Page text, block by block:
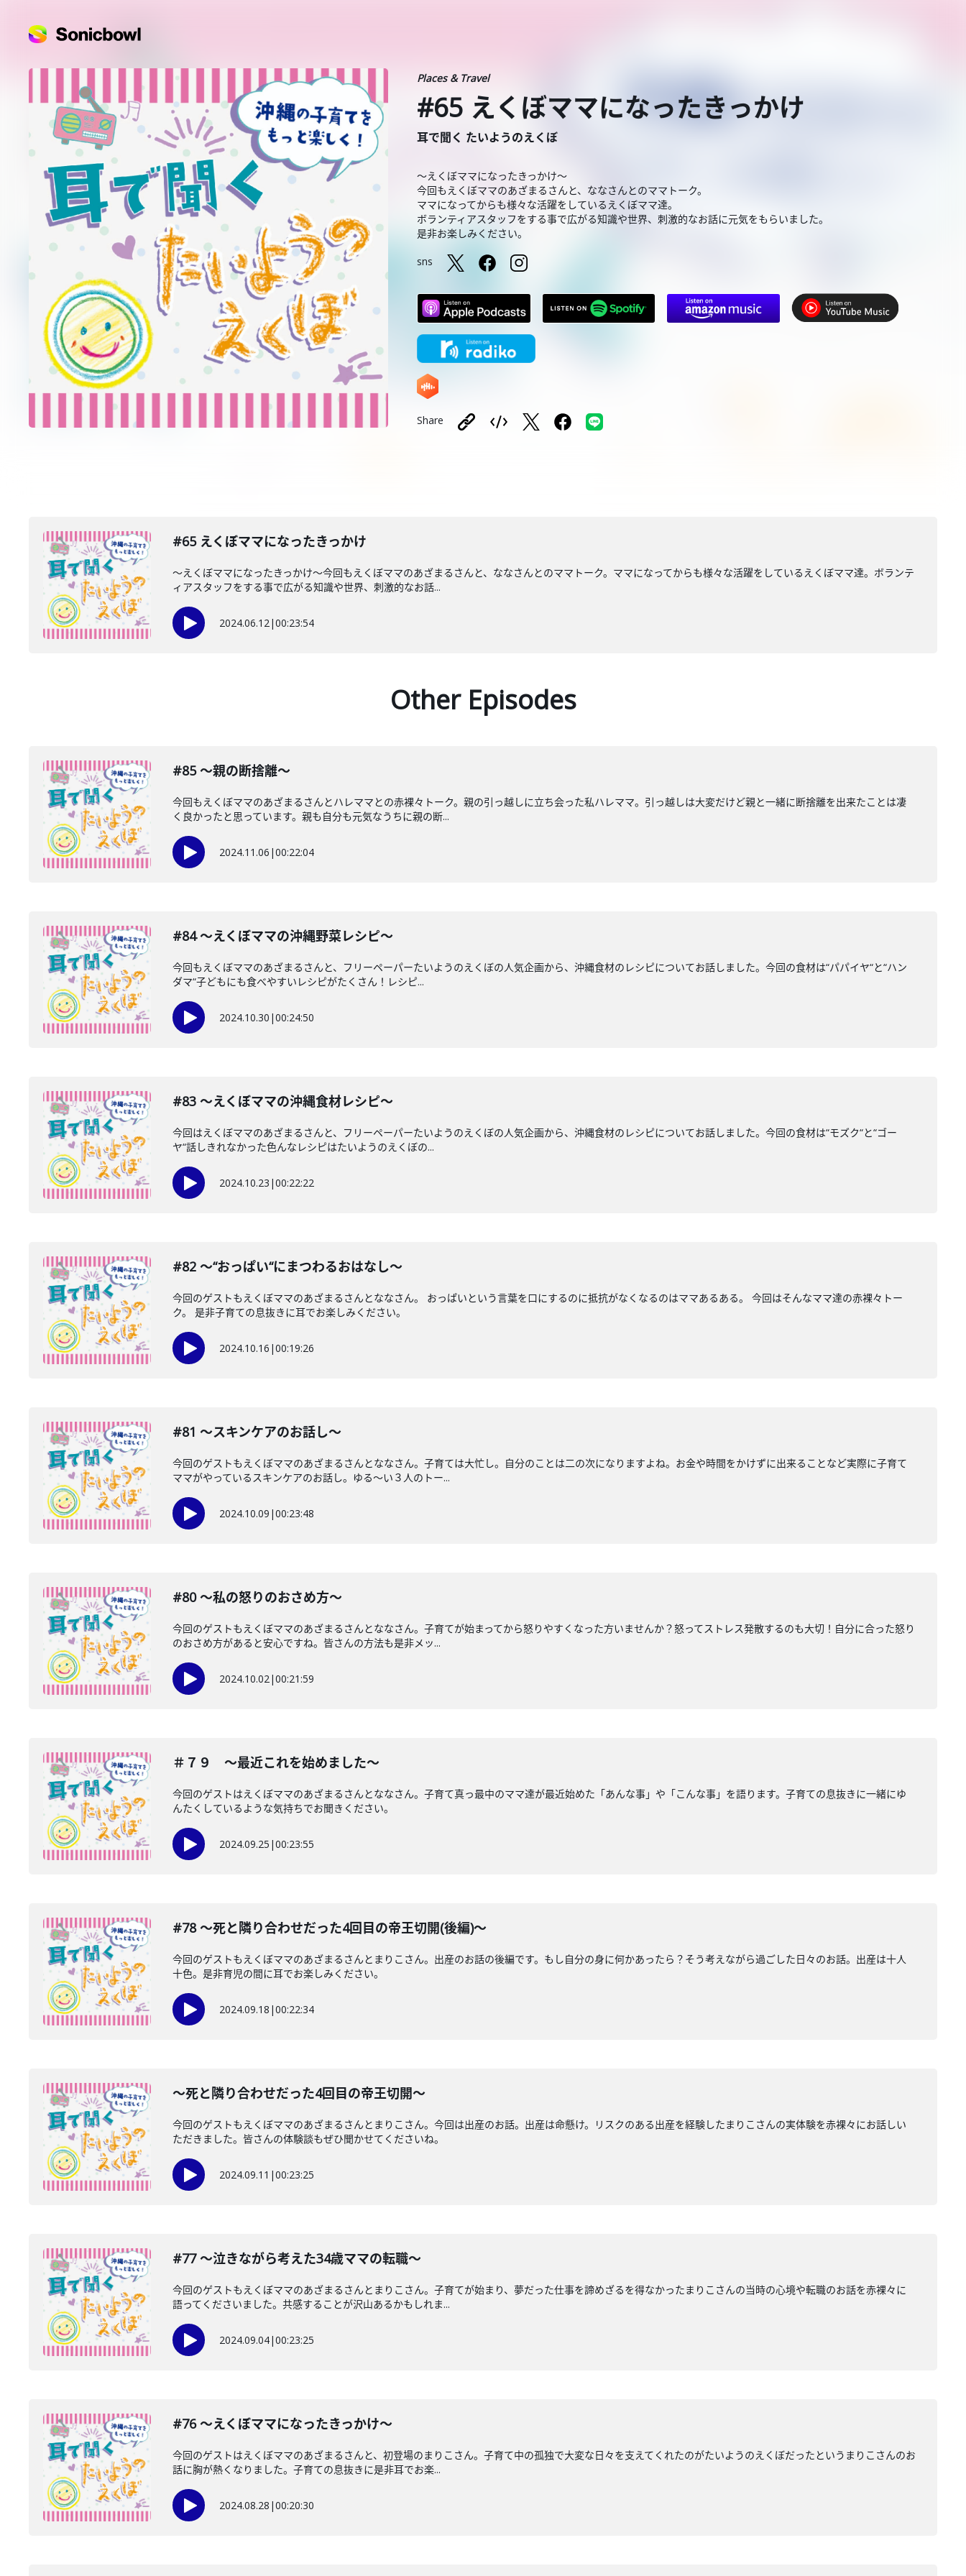
Places & Travel
#65 えくぼママになったきっかけ
耳で聞く たいようのえくぼ
〜えくぼママになったきっかけ〜
今回もえくぼママのあざまるさんと、ななさんとのママトーク。
ママになってからも様々な活躍をしているえくぼママ達。
ボランティアスタッフをする事で広がる知識や世界、刺激的なお話に元気をもらいました。
是非お楽しみください。
sns
Share
#65 えくぼママになったきっかけ
〜えくぼママになったきっかけ〜今回もえくぼママのあざまるさんと、ななさんとのママトーク。ママになってからも様々な活躍をしているえくぼママ達。ボランテ
ィアスタッフをする事で広がる知識や世界、刺激的なお話...
2024.06.12|00:23:54
Other Episodes
#85 〜親の断捨離〜
今回もえくぼママのあざまるさんとハレママとの赤裸々トーク。親の引っ越しに立ち会った私ハレママ。引っ越しは大変だけど親と一緒に断捨離を出来たことは凄
く良かったと思っています。親も自分も元気なうちに親の断...
2024.11.06 |00:22:04
#84 〜えくぼママの沖縄野菜レシピ〜
今回もえくぼママのあざまるさんと、フリーペーパーたいようのえくぼの人気企画から、沖縄食材のレシピについてお話しました。今回の食材は“パパイヤ“と“ハン
ダマ“子どもにも食べやすいレシピがたくさん！レシピ...
2024.10.30 |00:24:50
#83 〜えくぼママの沖縄食材レシピ〜
今回はえくぼママのあざまるさんと、フリーペーパーたいようのえくぼの人気企画から、沖縄食材のレシピについてお話しました。今回の食材は“モズク“と“ゴー
ヤ“話しきれなかった色んなレシピはたいようのえくぼの...
2024.10.23 |00:22:22
#82 〜“おっぱい“にまつわるおはなし〜
今回のゲストもえくぼママのあざまるさんとななさん。 おっぱいという言葉を口にするのに抵抗がなくなるのはママあるある。 今回はそんなママ達の赤裸々トー
ク。 是非子育ての息抜きに耳でお楽しみください。
2024.10.16 |00:19:26
#81 〜スキンケアのお話し〜
今回のゲストもえくぼママのあざまるさんとななさん。子育ては大忙し。自分のことは二の次になりますよね。お金や時間をかけずに出来ることなど実際に子育て
ママがやっているスキンケアのお話し。ゆる〜い３人のトー...
2024.10.09 |00:23:48
#80 〜私の怒りのおさめ方〜
今回のゲストもえくぼママのあざまるさんとななさん。子育てが始まってから怒りやすくなった方いませんか？怒ってストレス発散するのも大切！自分に合った怒り
のおさめ方があると安心ですね。皆さんの方法も是非メッ...
2024.10.02|00:21:59
＃７９ 〜最近これを始めました〜
今回のゲストはえくぼママのあざまるさんとななさん。子育て真っ最中のママ達が最近始めた「あんな事」や「こんな事」を語ります。子育ての息抜きに一緒にゆ
んたくしているような気持ちでお聞きください。
2024.09.25 |00:23:55
#78 〜死と隣り合わせだった4回目の帝王切開(後編)〜
今回のゲストもえくぼママのあざまるさんとまりこさん。出産のお話の後編です。もし自分の身に何かあったら？そう考えながら過ごした日々のお話。出産は十人
十色。是非育児の間に耳でお楽しみください。
2024.09.18 |00:22:34
〜死と隣り合わせだった4回目の帝王切開〜
今回のゲストもえくぼママのあざまるさんとまりこさん。今回は出産のお話。出産は命懸け。リスクのある出産を経験したまりこさんの実体験を赤裸々にお話しい
ただきました。皆さんの体験談もぜひ聞かせてくださいね。
2024.09.11 |00:23:25
#77 〜泣きながら考えた34歳ママの転職〜
今回のゲストもえくぼママのあざまるさんとまりこさん。子育てが始まり、夢だった仕事を諦めざるを得なかったまりこさんの当時の心境や転職のお話を赤裸々に
語ってくださいました。共感することが沢山あるかもしれま...
2024.09.04|00:23:25
#76 〜えくぼママになったきっかけ〜
今回のゲストはえくぼママのあざまるさんと、初登場のまりこさん。子育て中の孤独で大変な日々を支えてくれたのがたいようのえくぼだったというまりこさんのお
話に胸が熱くなりました。子育ての息抜きに是非耳でお楽...
2024.08.28 |00:20:30